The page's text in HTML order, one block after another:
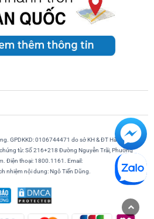
GPDKKD: 0106744471 do sở KH & ĐT Hà Nội cấp
từ: Số 216+218 Đường Nguyễn Trãi, Phường
Điện thoại: 1800.1161. Email:
nhiệm nội dung: Ngô Tiến Dũng.